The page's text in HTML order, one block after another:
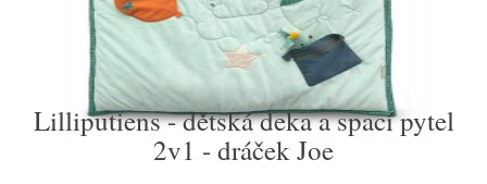
Lilliputiens - dětská deka a spací pytel
2v1 - dráček Joe